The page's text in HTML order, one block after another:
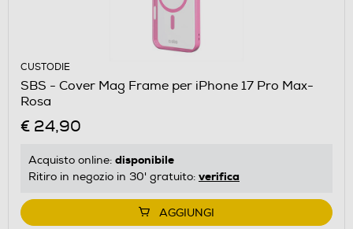
CUSTODIE
SBS - Cover Mag Frame per iPhone 17 Pro Max-
Rosa
€ 24,90
Acquisto online: disponibile
Ritiro in negozio in 30' gratuito: verifica
AGGIUNGI